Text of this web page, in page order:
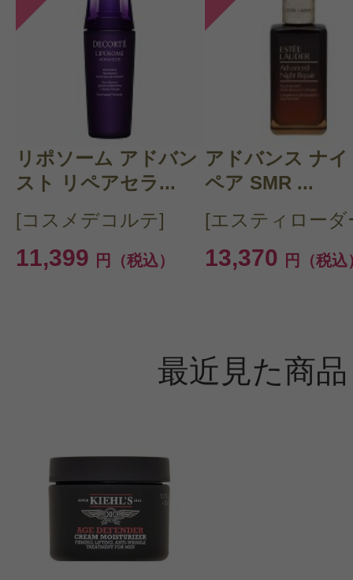
リポソーム アドバン
スト リペアセラ...
[コスメデコルテ]
11,399 円（税込）
アドバンス ナ
ペア SMR ...
[エスティローダ
13,370 円（税込
最近見た商品